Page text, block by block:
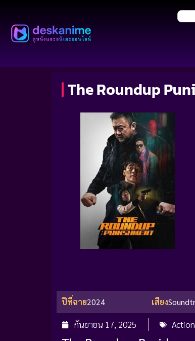
The Roundup
ปีที่ฉาย2024 เสียง
กันยายน 17, 2025